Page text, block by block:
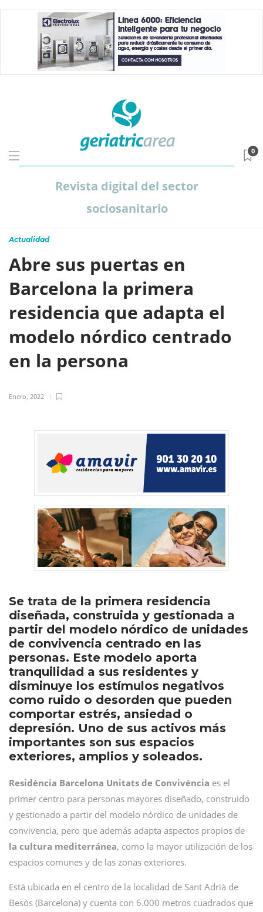
Revista digital del sector
sociosanitario
0
Actualidad
Abre sus puertas en
Barcelona la primera
residencia que adapta el
modelo nórdico centrado
en la persona
Enero, 2022
Se trata de la primera residencia
diseñada, construida y gestionada a
partir del modelo nórdico de unidades
de convivencia centrado en las
personas. Este modelo aporta
tranquilidad a sus residentes y
disminuye los estímulos negativos
como ruido o desorden que pueden
comportar estrés, ansiedad o
depresión. Uno de sus activos más
importantes son sus espacios
exteriores, amplios y soleados.
Residència Barcelona Unitats de Convivència es el
primer centro para personas mayores diseñado, construido
y gestionado a partir del modelo nórdico de unidades de
convivencia, pero que además adapta aspectos propios de
la cultura mediterránea, como la mayor utilización de los
espacios comunes y de las zonas exteriores.
Está ubicada en el centro de la localidad de Sant Adrià de
Besòs (Barcelona) y cuenta con 6.000 metros cuadrados que